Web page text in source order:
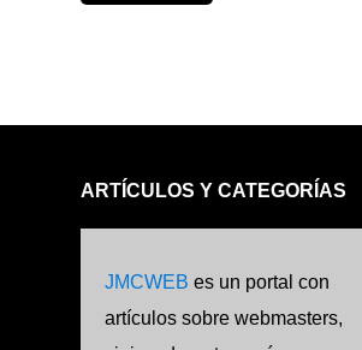
ARTÍCULOS Y CATEGORÍAS
JMCWEB es un portal con
artículos sobre webmasters,